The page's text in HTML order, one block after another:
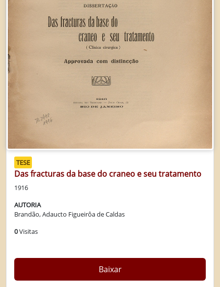
TESE
Das fracturas da base do craneo e seu tratamento
1916
AUTORIA
Brandão, Adaucto Figueirôa de Caldas
0Visitas
Baixar